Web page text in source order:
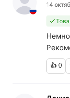
14
👍 0